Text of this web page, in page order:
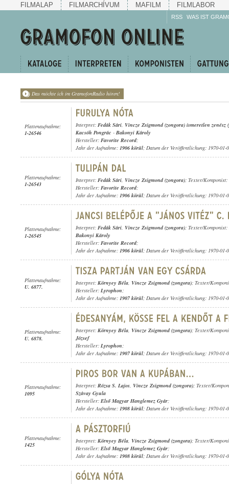
FILMALAP FILMARCHÍVUM MAFILM FILMLABOR
RSS WAS IST
Das möchte ich im GramofonRadio hören!
Plattenaufnahme:
1-26546
Interpret: Fedák Sári, Vincze Zsigmond (zongora) ismeretlen zenész
Kacsóh Pongrác - Bakonyi Károly
Hersteller: Favorite Record;
Jahr der Aufnahme: 1906 körül; Datum der Veröffentlichung: 1970-01-
Plattenaufnahme:
1-26543
Interpret: Fedák Sári, Vincze Zsigmond (zongora); Texter/Komponist:
Hersteller: Favorite Record;
Jahr der Aufnahme: 1906 körül; Datum der Veröffentlichung: 1970-01-
Plattenaufnahme:
1-26545
Interpret: Fedák Sári, Vincze Zsigmond (zongora); Texter/Komponist:
Bakonyi Károly
Hersteller: Favorite Record;
Jahr der Aufnahme: 1906 körül; Datum der Veröffentlichung: 1970-01-
Plattenaufnahme:
U. 6877.
Interpret: Környey Béla, Vincze Zsigmond (zongora); Texter/
Hersteller: Lyrophon;
Jahr der Aufnahme: 1907 körül; Datum der Veröffentlichung: 1970-01-
Plattenaufnahme:
U. 6878.
Interpret: Környey Béla, Vincze Zsigmond (zongora); Texter/
József
Hersteller: Lyrophon;
Jahr der Aufnahme: 1907 körül; Datum der Veröffentlichung: 1970-01-
Plattenaufnahme:
1095
Interpret: Rózsa S. Lajos, Vincze Zsigmond (zongora); Texter/
Szávay Gyula
Hersteller: Első Magyar Hanglemez Gyár;
Jahr der Aufnahme: 1908 körül; Datum der Veröffentlichung: 1970-01-
Plattenaufnahme:
1425
Interpret: Környey Béla, Vincze Zsigmond (zongora); Texter/
Hersteller: Első Magyar Hanglemez Gyár;
Jahr der Aufnahme: 1908 körül; Datum der Veröffentlichung: 1970-01-